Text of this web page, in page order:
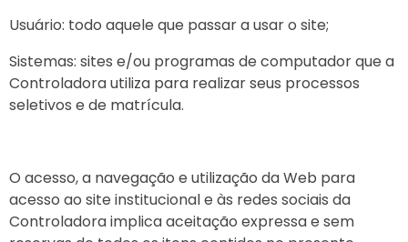
Usuário: todo aquele que passar a usar o site;
Sistemas: sites e/ou programas de computador que a
Controladora utiliza para realizar seus processos
seletivos e de matrícula.
O acesso, a navegação e utilização da Web para
acesso ao site institucional e às redes sociais da
Controladora implica aceitação expressa e sem